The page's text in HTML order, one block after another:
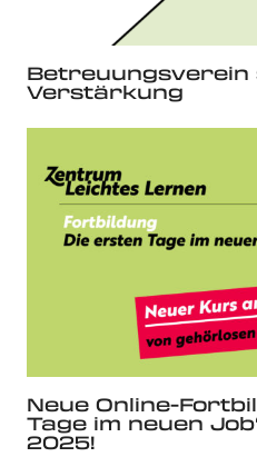
Betreuungsverein
Verstärkung
Neue Online-
Tage im neuen
2025!